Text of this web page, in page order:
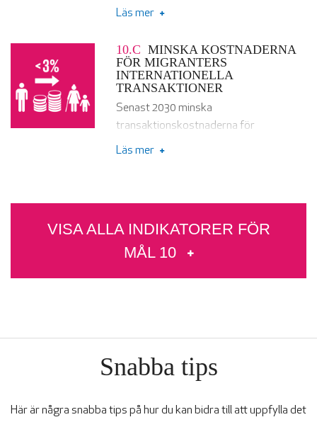
flöden, inklusive utländska
minst utvecklade länderna, afrikanska
länder, små önationer under utveckling
samt kustlösa utvecklingsländer, i
enlighet med deras nationella planer och
program.
Läs mer
10.C MINSKA KOSTNADERNA
FÖR MIGRANTERS
INTERNATIONELLA
TRANSAKTIONER
Senast 2030 minska
transaktionskostnaderna för
migranters remitteringar till mindre än 3
Läs mer
VISA ALLA INDIKATORER FÖR
MÅL10
Snabba tips
Här är några snabba tips på hur du kan bidra till att uppfylla det